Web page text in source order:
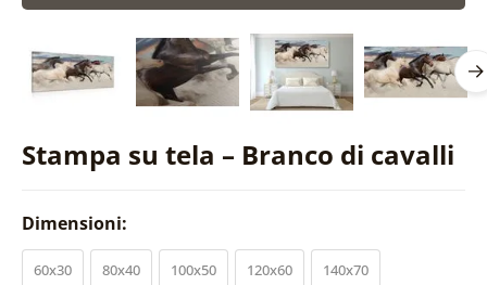
Stampa su tela – Branco di cavalli
Dimensioni:
60x30 80x40 100x50 120x60 140x70